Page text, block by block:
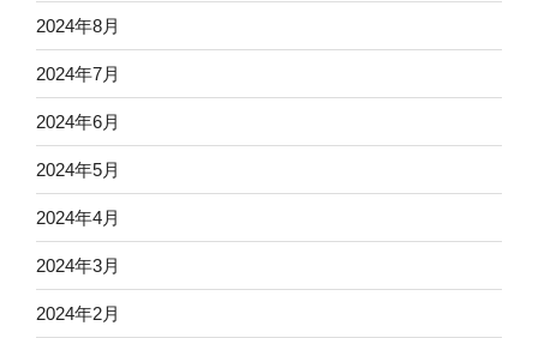
2024年8月
2024年7月
2024年6月
2024年5月
2024年4月
2024年3月
2024年2月